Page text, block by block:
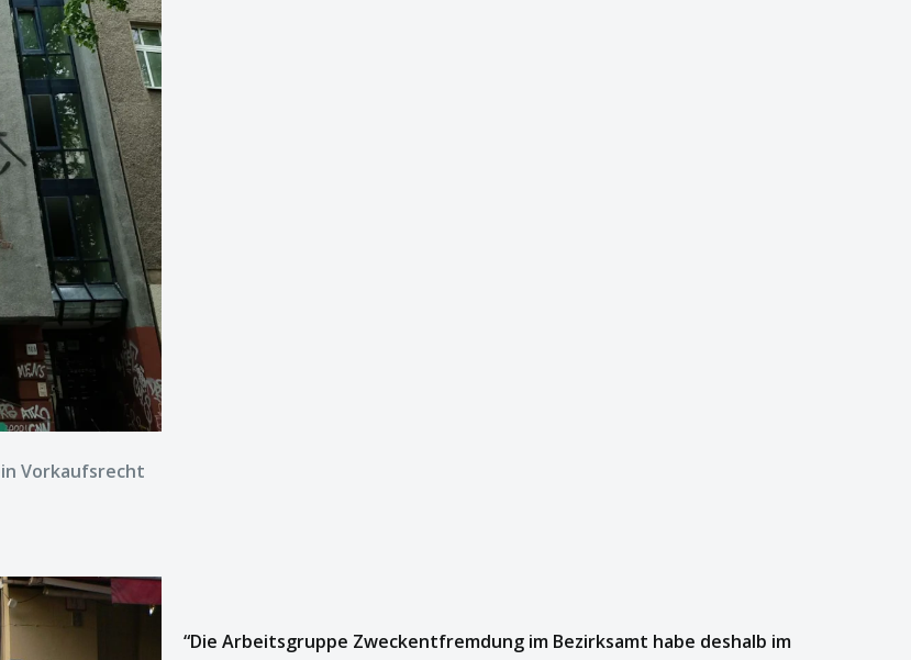
Vorkaufsrecht
“Die Arbeitsgruppe Zweckentfremdung im Bezirksamt habe deshalb im